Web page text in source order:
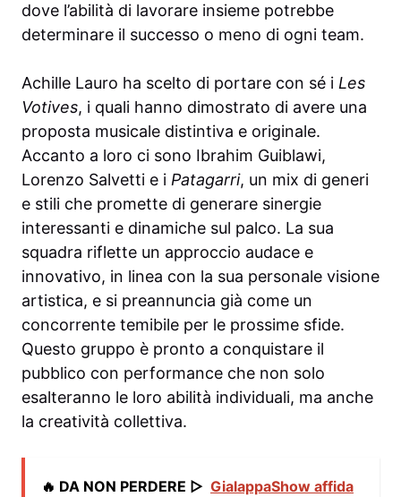
dove l’abilità di lavorare insieme potrebbe
determinare il successo o meno di ogni team.
Achille Lauro ha scelto di portare con sé i Les
Votives, i quali hanno dimostrato di avere una
proposta musicale distintiva e originale.
Accanto a loro ci sono Ibrahim Guiblawi,
Lorenzo Salvetti e i Patagarri, un mix di generi
e stili che promette di generare sinergie
interessanti e dinamiche sul palco. La sua
squadra riflette un approccio audace e
innovativo, in linea con la sua personale visione
artistica, e si preannuncia già come un
concorrente temibile per le prossime sfide.
Questo gruppo è pronto a conquistare il
pubblico con performance che non solo
esalteranno le loro abilità individuali, ma anche
la creatività collettiva.
🔥 DA NON PERDERE ▷ GialappaShow affida